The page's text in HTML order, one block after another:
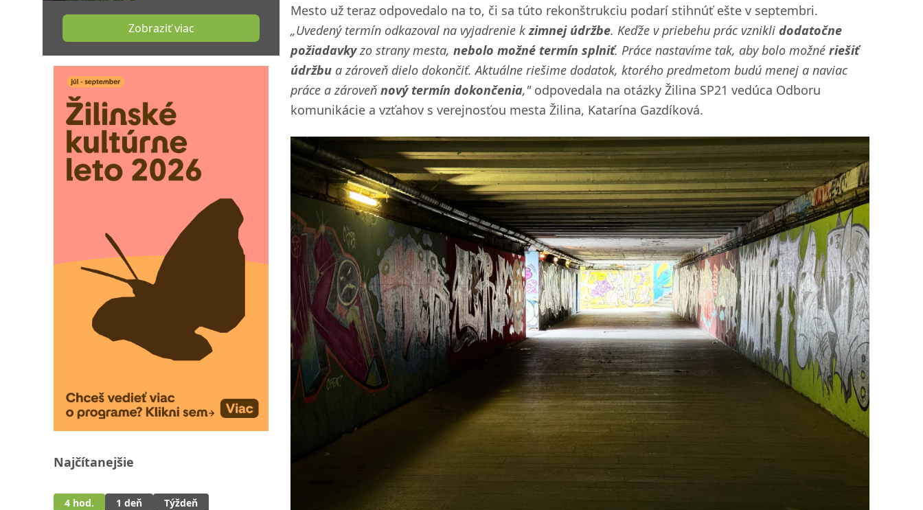
Zobraziť viac
Najčítanejšie
4 hod. 1 deň Týždeň
Mesto už teraz odpovedalo na to, či sa túto rekonštrukciu podarí stihnúť ešte v septembri.
„Uvedený termín odkazoval na vyjadrenie kzimnej údržbe. Keďže v priebehu prác vznikli dodatočne
požiadavkyzo strany mesta, nebolo možné termín splniť. Práce nastavíme tak, aby bolo možné riešiť
údržbu a zároveň dielo dokončiť. Aktuálne riešime dodatok, ktorého predmetom budú menej a naviac
práce a zároveň nový termín dokončenia,"odpovedala na otázky Žilina SP21 vedúca Odboru
komunikácie a vzťahov s verejnosťou mesta Žilina, Katarína Gazdíková.